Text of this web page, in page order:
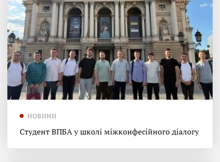
НОВИНИ
Студент ВПБА у школі міжконфесійного діалогу